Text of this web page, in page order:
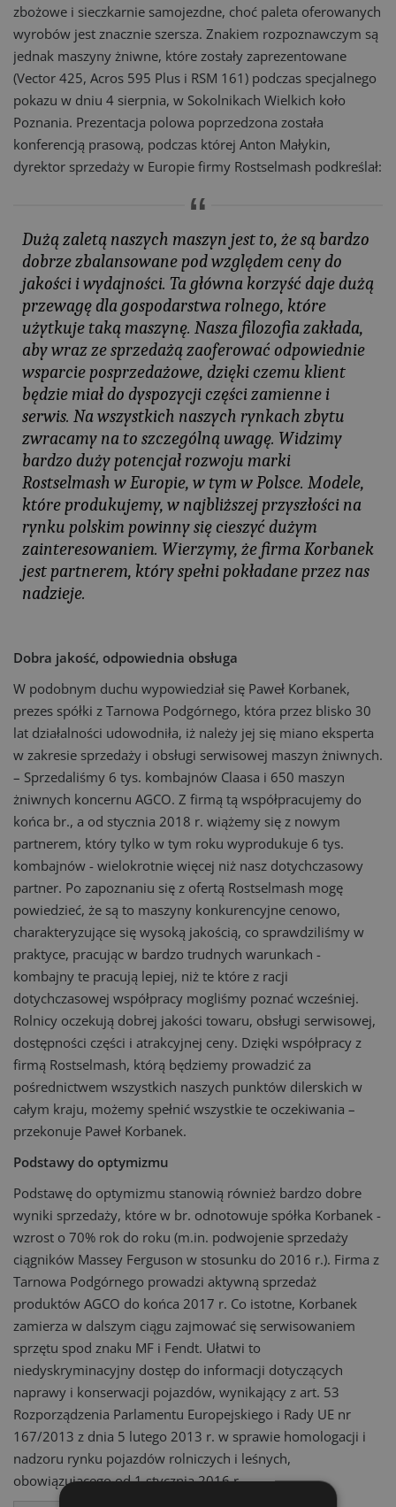
zbożowe i sieczkarnie samojezdne, choć paleta oferowanych
wyrobów jest znacznie szersza. Znakiem rozpoznawczym są
jednak maszyny żniwne, które zostały zaprezentowane
(Vector 425, Acros 595 Plus i RSM 161) podczas specjalnego
pokazu w dniu 4 sierpnia, w Sokolnikach Wielkich koło
Poznania. Prezentacja polowa poprzedzona została
konferencją prasową, podczas której Anton Małykin,
dyrektor sprzedaży w Europie firmy Rostselmash podkreślał:
Dużą zaletą naszych maszyn jest to, że są bardzo
dobrze zbalansowane pod względem ceny do
jakości i wydajności. Ta główna korzyść daje dużą
przewagę dla gospodarstwa rolnego, które
użytkuje taką maszynę. Nasza filozofia zakłada,
aby wraz ze sprzedażą zaoferować odpowiednie
wsparcie posprzedażowe, dzięki czemu klient
będzie miał do dyspozycji części zamienne i
serwis. Na wszystkich naszych rynkach zbytu
zwracamy na to szczególną uwagę. Widzimy
bardzo duży potencjał rozwoju marki
Rostselmash w Europie, w tym w Polsce. Modele,
które produkujemy, w najbliższej przyszłości na
rynku polskim powinny się cieszyć dużym
zainteresowaniem. Wierzymy, że firma Korbanek
jest partnerem, który spełni pokładane przez nas
nadzieje.
Dobra jakość, odpowiednia obsługa
W podobnym duchu wypowiedział się Paweł Korbanek,
prezes spółki z Tarnowa Podgórnego, która przez blisko 30
lat działalności udowodniła, iż należy jej się miano eksperta
w zakresie sprzedaży i obsługi serwisowej maszyn żniwnych.
– Sprzedaliśmy 6 tys. kombajnów Claasa i 650 maszyn
żniwnych koncernu AGCO. Z firmą tą współpracujemy do
końca br., a od stycznia 2018 r. wiążemy się z nowym
partnerem, który tylko w tym roku wyprodukuje 6 tys.
kombajnów - wielokrotnie więcej niż nasz dotychczasowy
partner. Po zapoznaniu się z ofertą Rostselmash mogę
powiedzieć, że są to maszyny konkurencyjne cenowo,
charakteryzujące się wysoką jakością, co sprawdziliśmy w
praktyce, pracując w bardzo trudnych warunkach -
kombajny te pracują lepiej, niż te które z racji
dotychczasowej współpracy mogliśmy poznać wcześniej.
Rolnicy oczekują dobrej jakości towaru, obsługi serwisowej,
dostępności części i atrakcyjnej ceny. Dzięki współpracy z
firmą Rostselmash, którą będziemy prowadzić za
pośrednictwem wszystkich naszych punktów dilerskich w
całym kraju, możemy spełnić wszystkie te oczekiwania –
przekonuje Paweł Korbanek.
Podstawy do optymizmu
Podstawę do optymizmu stanowią również bardzo dobre
wyniki sprzedaży, które w br. odnotowuje spółka Korbanek -
wzrost o 70% rok do roku (m.in. podwojenie sprzedaży
ciągników Massey Ferguson w stosunku do 2016 r.). Firma z
Tarnowa Podgórnego prowadzi aktywną sprzedaż
produktów AGCO do końca 2017 r. Co istotne, Korbanek
zamierza w dalszym ciągu zajmować się serwisowaniem
sprzętu spod znaku MF i Fendt. Ułatwi to
niedyskryminacyjny dostęp do informacji dotyczących
naprawy i konserwacji pojazdów, wynikający z art. 53
Rozporządzenia Parlamentu Europejskiego i Rady UE nr
167/2013 z dnia 5 lutego 2013 r. w sprawie homologacji i
nadzoru rynku pojazdów rolniczych i leśnych,
obowiązującego od 1 stycznia 2016 r.